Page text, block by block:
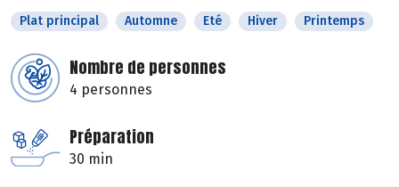
Plat principal Automne Eté Hiver Printemps
Nombre de personnes
4 personnes
Préparation
30 min